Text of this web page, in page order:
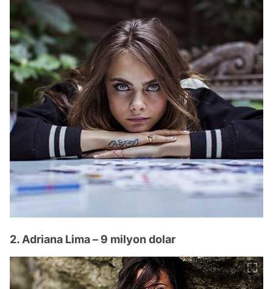
2. Adriana Lima – 9 milyon dolar